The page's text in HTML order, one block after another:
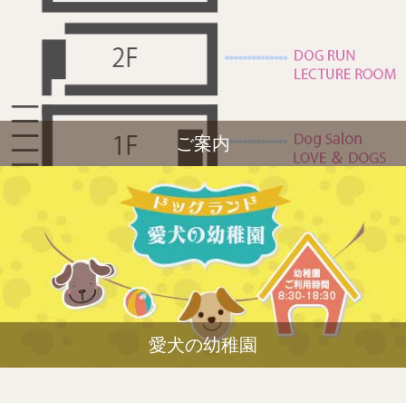
ご案内
愛犬の幼稚園